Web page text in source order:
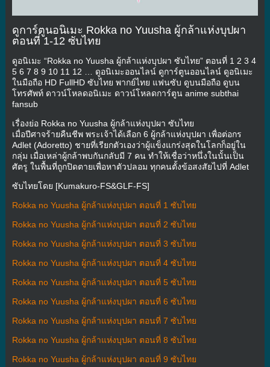
ดูการ์ตูนอนิเมะ Rokka no Yuusha ผู้กล้าแห่งบุปผา
ตอนที่ 1-12 ซับไทย
ดูอนิเมะ “Rokka no Yuusha ผู้กล้าแห่งบุปผา ซับไทย” ตอนที่ 1 2 3 4
5 6 7 8 9 10 11 12 … ดูอนิเมะออนไลน์ ดูการ์ตูนออนไลน์ ดูอนิเมะ
ในมือถือ HD FullHD ซับไทย พากย์ไทย แฟนซับ ดูบนมือถือ ดูบน
โทรศัพท์ ดาวน์โหลดอนิเมะ ดาวน์โหลดการ์ตูน anime subthai
fansub
เรื่องย่อ Rokka no Yuusha ผู้กล้าแห่งบุปผา ซับไทย
เมื่อปีศาจร้ายคืนชีพ พระเจ้าได้เลือก 6 ผู้กล้าแห่งบุปผา เพื่อต่อกร
Adlet (Adoretto) ชายที่เรียกตัวเองว่าผู้แข็งแกร่งสุดในโลกก็อยู่ใน
กลุ่ม เมื่อเหล่าผู้กล้าพบกันกลับมี 7 คน ทำให้เชื่อว่าหนึ่งในนั้นเป็น
ศัตรู ในพื้นที่ถูกปิดตายเพื่อหาตัวปลอม ทุกคนตั้งข้อสงสัยไปที่ Adlet
ซับไทยโดย [Kumakuro-FS&GLF-FS]
Rokka no Yuusha ผู้กล้าแห่งบุปผา ตอนที่ 1 ซับไทย
Rokka no Yuusha ผู้กล้าแห่งบุปผา ตอนที่ 2 ซับไทย
Rokka no Yuusha ผู้กล้าแห่งบุปผา ตอนที่ 3 ซับไทย
Rokka no Yuusha ผู้กล้าแห่งบุปผา ตอนที่ 4 ซับไทย
Rokka no Yuusha ผู้กล้าแห่งบุปผา ตอนที่ 5 ซับไทย
Rokka no Yuusha ผู้กล้าแห่งบุปผา ตอนที่ 6 ซับไทย
Rokka no Yuusha ผู้กล้าแห่งบุปผา ตอนที่ 7 ซับไทย
Rokka no Yuusha ผู้กล้าแห่งบุปผา ตอนที่ 8 ซับไทย
Rokka no Yuusha ผู้กล้าแห่งบุปผา ตอนที่ 9 ซับไทย